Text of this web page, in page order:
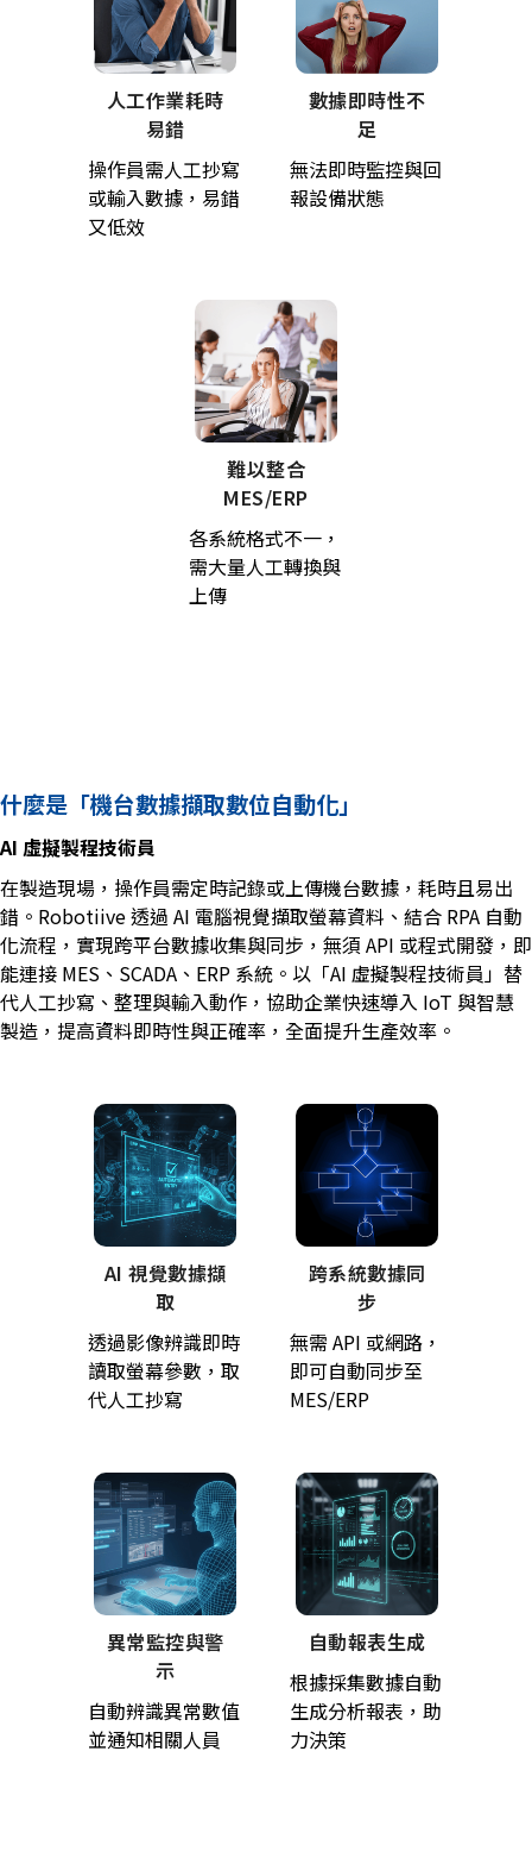
人工作業耗時
易錯
操作員需人工抄寫
或輸入數據，易錯
又低效
數據即時性不
足
無法即時監控與回
報設備狀態
難以整合
MES/ERP
各系統格式不一，
需大量人工轉換與
上傳
什麼是「機台數據擷取數位自動化」
AI 虛擬製程技術員
在製造現場，操作員需定時記錄或上傳機台數據，耗時且易出
錯。Robotiive 透過 AI 電腦視覺擷取螢幕資料、結合 RPA 自動
化流程，實現跨平台數據收集與同步，無須 API 或程式開發，即
能連接 MES、SCADA、ERP 系統。以「AI 虛擬製程技術員」替
代人工抄寫、整理與輸入動作，協助企業快速導入 IoT 與智慧
製造，提高資料即時性與正確率，全面提升生產效率。
AI 視覺數據擷
取
透過影像辨識即時
讀取螢幕參數，取
代人工抄寫
跨系統數據同
步
無需 API 或網路，
即可自動同步至
MES/ERP
異常監控與警
示
自動辨識異常數值
並通知相關人員
自動報表生成
根據採集數據自動
生成分析報表，助
力決策